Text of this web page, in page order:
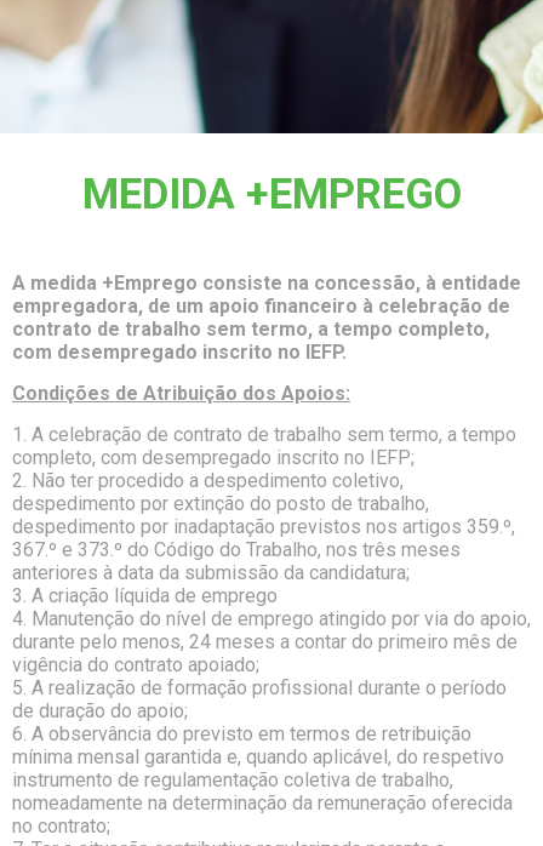
MEDIDA +EMPREGO
A medida +Emprego consiste na concessão, à entidade
empregadora, de um apoio financeiro à celebração de
contrato de trabalho sem termo, a tempo completo,
com desempregado inscrito no IEFP.
Condições de Atribuição dos Apoios:
1. A celebração de contrato de trabalho sem termo, a tempo
completo, com desempregado inscrito no IEFP;
2. Não ter procedido a despedimento coletivo,
despedimento por extinção do posto de trabalho,
despedimento por inadaptação previstos nos artigos 359.º,
367.º e 373.º do Código do Trabalho, nos três meses
anteriores à data da submissão da candidatura;
3. A criação líquida de emprego
4. Manutenção do nível de emprego atingido por via do apoio,
durante pelo menos, 24 meses a contar do primeiro mês de
vigência do contrato apoiado;
5. A realização de formação profissional durante o período
de duração do apoio;
6. A observância do previsto em termos de retribuição
mínima mensal garantida e, quando aplicável, do respetivo
instrumento de regulamentação coletiva de trabalho,
nomeadamente na determinação da remuneração oferecida
no contrato;